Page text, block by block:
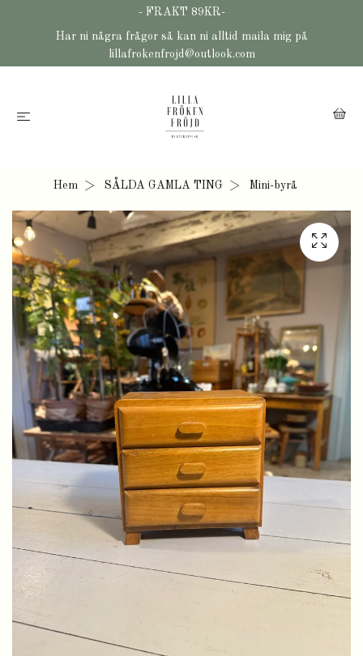
- FRAKT 89KR-
Har ni några frågor så kan ni alltid maila mig på
lillafrokenfrojd@outlook.com
Hem SÅLDA GAMLA TING Mini-byrå